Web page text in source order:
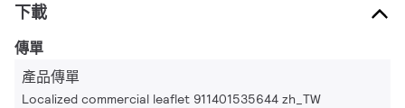
下載
傳單
產品傳單
Localized commercial leaflet 911401535644 zh_TW